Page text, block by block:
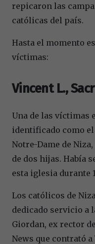
repicaron las
católicas del país.
Hasta el momento
víctimas:
Vincent L.,
Una de las víctimas
identificado como
Notre-Dame de
de dos hijas. Había
esta iglesia durante
Los católicos de
dedicado servicio a
Giordan, ex rector
News que contrató